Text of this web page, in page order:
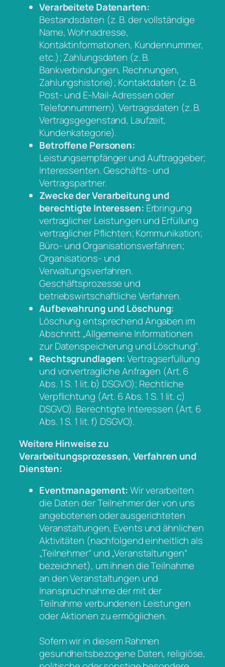
Verarbeitete Datenarten:
Bestandsdaten (z. B. der vollständige
Name, Wohnadresse,
Kontaktinformationen, Kundennummer,
etc.); Zahlungsdaten (z. B.
Bankverbindungen, Rechnungen,
Zahlungshistorie); Kontaktdaten (z. B.
Post- und E-Mail-Adressen oder
Telefonnummern). Vertragsdaten (z. B.
Vertragsgegenstand, Laufzeit,
Kundenkategorie).
Betroffene Personen:
Leistungsempfänger und Auftraggeber;
Interessenten. Geschäfts- und
Vertragspartner.
Zwecke der Verarbeitung und
berechtigte Interessen: Erbringung
vertraglicher Leistungen und Erfüllung
vertraglicher Pflichten; Kommunikation;
Büro- und Organisationsverfahren;
Organisations- und
Verwaltungsverfahren.
Geschäftsprozesse und
betriebswirtschaftliche Verfahren.
Aufbewahrung und Löschung:
Löschung entsprechend Angaben im
Abschnitt „Allgemeine Informationen
zur Datenspeicherung und Löschung“.
Rechtsgrundlagen:Vertragserfüllung
und vorvertragliche Anfragen (Art. 6
Abs. 1 S. 1 lit. b) DSGVO); Rechtliche
Verpflichtung (Art. 6 Abs. 1 S. 1 lit. c)
DSGVO). Berechtigte Interessen (Art. 6
Abs. 1 S. 1 lit. f) DSGVO).
Weitere Hinweise zu
Verarbeitungsprozessen, Verfahren und
Diensten:
Eventmanagement:Wir verarbeiten
die Daten der Teilnehmer der von uns
angebotenen oder ausgerichteten
Veranstaltungen, Events und ähnlichen
Aktivitäten (nachfolgend einheitlich als
„Teilnehmer“ und „Veranstaltungen“
bezeichnet), um ihnen die Teilnahme
an den Veranstaltungen und
Inanspruchnahme der mit der
Teilnahme verbundenen Leistungen
oder Aktionen zu ermöglichen.
Sofern wir in diesem Rahmen
gesundheitsbezogene Daten, religiöse,